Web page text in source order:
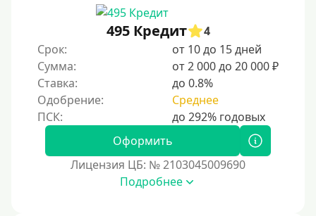
495 Кредит
4
Срок:
от 10 до 15 дней
Сумма:
от 2 000 до 20 000 ₽
Ставка:
до 0.8%
Одобрение:
Среднее
Оформить
Лицензия ЦБ: № 2103045009690
Подробнее